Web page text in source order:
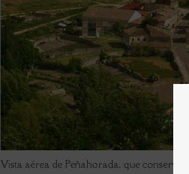
Vista aérea de Peñahorada, que conserva